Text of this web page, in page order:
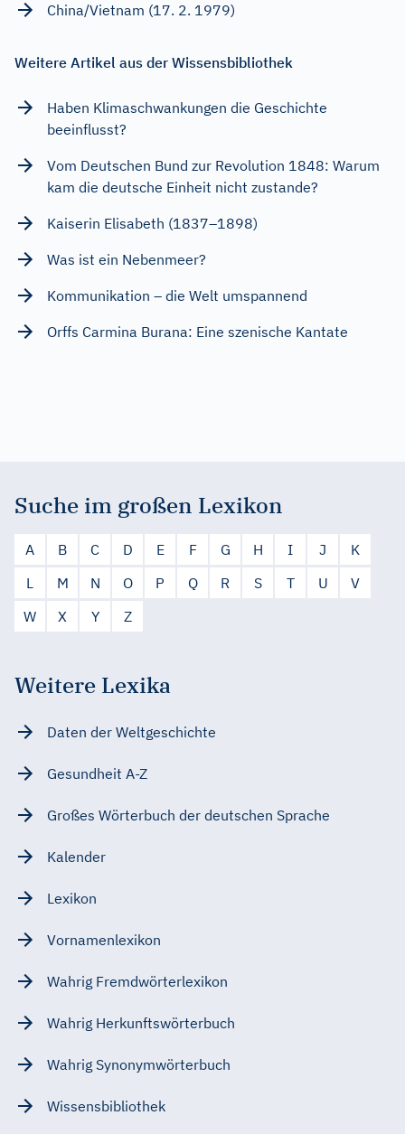
China/Vietnam (17. 2. 1979)
Weitere Artikel aus der Wissensbibliothek
Haben Klimaschwankungen die Geschichte
beeinflusst?
Vom Deutschen Bund zur Revolution 1848: Warum
kam die deutsche Einheit nicht zustande?
Kaiserin Elisabeth (1837–1898)
Was ist ein Nebenmeer?
Kommunikation – die Welt umspannend
Orffs Carmina Burana: Eine szenische Kantate
Suche im großen Lexikon
A B C D E F G H I J
K
L
M N O P Q R S T U
V
W
X Y Z
Weitere Lexika
Daten der Weltgeschichte
Gesundheit A-Z
Großes Wörterbuch der deutschen Sprache
Kalender
Lexikon
Vornamenlexikon
Wahrig Fremdwörterlexikon
Wahrig Herkunftswörterbuch
Wahrig Synonymwörterbuch
Wissensbibliothek